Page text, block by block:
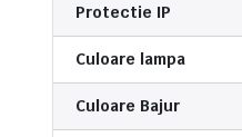
Protectie IP
Culoare lampa
Culoare Bajur